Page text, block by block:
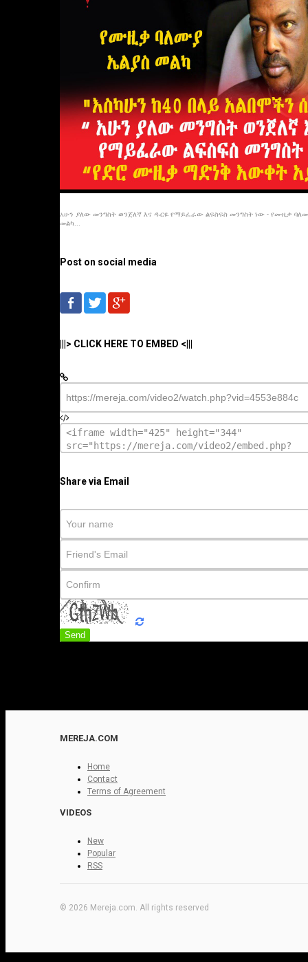
አሁን ያለው መንግስት ወንጀለኛ እና ዱርዬ የማይፈራው ልፍስፍስ መንግስት ነው - የሙዚቃ
መልካ...
Post on social media
|||> CLICK HERE TO EMBED <|||
Share via Email
Send
MEREJA.COM
Home
Contact
Terms of Agreement
VIDEOS
New
Popular
RSS
© 2026 Mereja.com. All rights reserved